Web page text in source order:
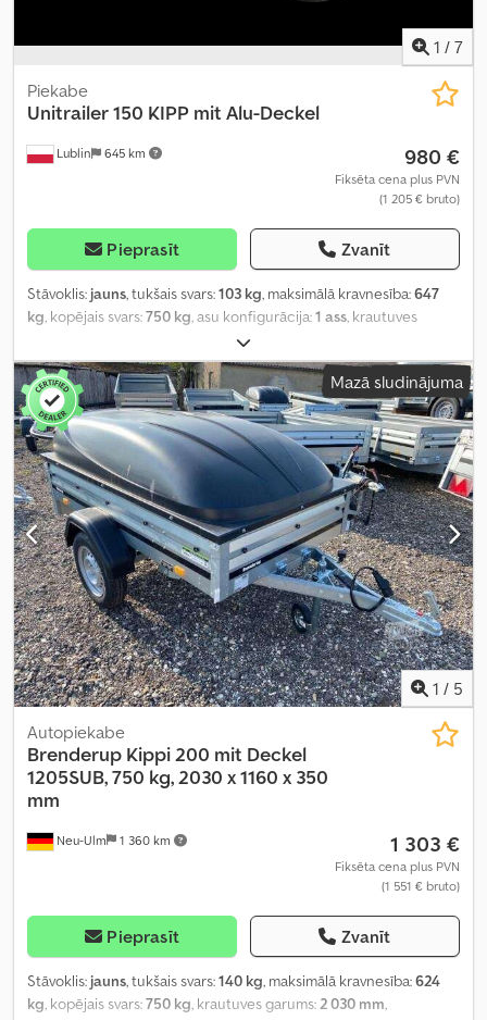
1 / 7
Lublin 645 km
Piekabe
Unitrailer150 KIPP mit Alu-Deckel
980 €
Fiksēta cena plus PVN
(1 205 € bruto)
Pieprasīt Zvanīt
Stāvoklis: jauns, tukšais svars:103 kg, maksimālā kravnesība:647
kg, kopējais svars:750 kg, asu konfigurācija:1 ass, krautuves
, iekraušanas vietas platums:
iekraušanas telpas augstums:300 mm, riepas izmērs:155/70 R13,
krāsa:pelēks, Ražošanas gads:2024, Mazā sludinājuma
1 / 5
Neu-Ulm 1 360 km
Autopiekabe
Brenderup Kippi 200 mit Deckel
1205SUB, 750 kg, 2030 x 1160 x 350
mm
1 303 €
Fiksēta cena plus PVN
(1 551 € bruto)
Pieprasīt Zvanīt
Stāvoklis: jauns, tukšais svars:140 kg, maksimālā kravnesība:624
kg , kopējais svars:750 kg , krautuves garums: 2 030 mm